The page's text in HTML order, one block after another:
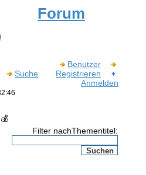
Forum
Suche
Benutzer
Registrieren
Anmelden
💰
Filter nachThementitel: